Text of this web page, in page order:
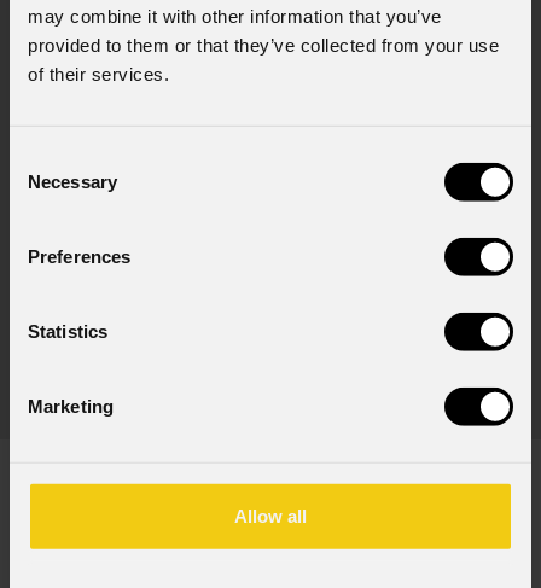
may combine it with other information that you’ve
provided to them or that they’ve collected from your use
of their services.
Selection
Necessary
Preferences
Statistics
Marketing
Allow all
Cavo Dmx assembl. HC5340, CANC5MXX XLR 5p -
> CANC5FXX XLR (f) 5p, L.3m
DOWNLOAD